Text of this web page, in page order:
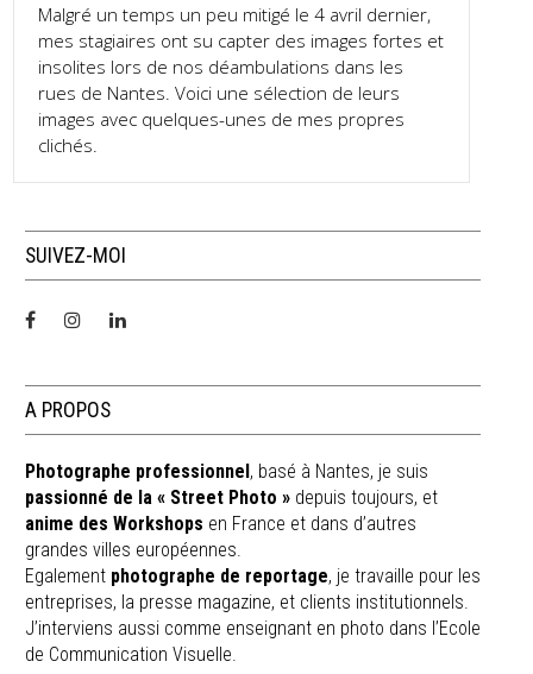
Malgré un temps un peu mitigé le 4 avril dernier,
mes stagiaires ont su capter des images fortes et
insolites lors de nos déambulations dans les
rues de Nantes. Voici une sélection de leurs
images avec quelques-unes de mes propres
clichés.
SUIVEZ-MOI
A PROPOS
Photographe professionnel, basé à Nantes, je suis
passionné de la « Street Photo » depuis toujours, et
anime des Workshops en France et dans d’autres
grandes villes européennes.
Egalement photographe de reportage, je travaille pour les
entreprises, la presse magazine, et clients institutionnels.
J’interviens aussi comme enseignant en photo dans l’Ecole
de Communication Visuelle.